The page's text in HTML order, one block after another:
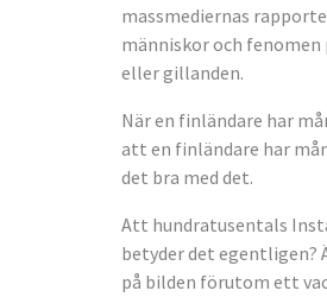
massmediernas
människor och
eller gillanden.
När en finländare har
att en finländare har
det bra med det.
Att hundratusentals
betyder det egentligen?
på bilden förutom ett